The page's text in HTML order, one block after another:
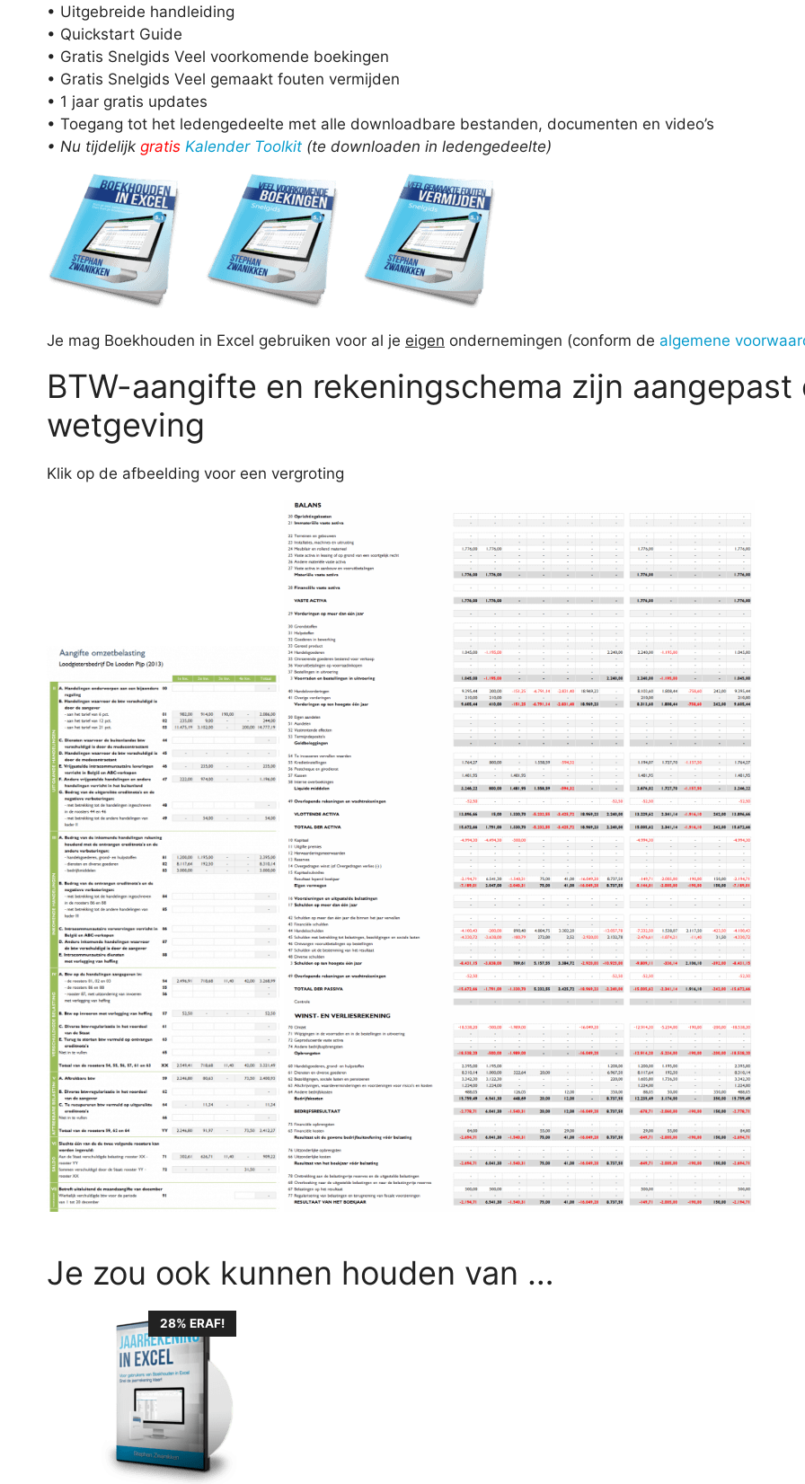
• Uitgebreide handleiding
• Quickstart Guide
• Gratis Snelgids Veel voorkomende boekingen
• Gratis Snelgids Veel gemaakt fouten vermijden
• 1 jaar gratis updates
• Toegang tot het ledengedeelte met alle downloadbare bestanden, documenten en video’s
• Nu tijdelijk gratis Kalender Toolkit (te downloaden in ledengedeelte)
Je mag Boekhouden in Excel gebruiken voor al je eigen ondernemingen (conform de algemene
BTW-aangifte en rekeningschema zijn
wetgeving
Klik op de afbeelding voor een vergroting
Je zou ook kunnen houden van …
28% ERAF!